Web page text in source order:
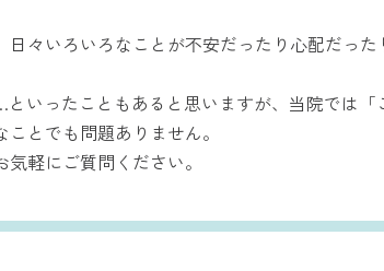
日々いろいろなことが不安だったり心配だった
いったこともあると思いますが、当院では「
とでも問題ありません。
軽にご質問ください。